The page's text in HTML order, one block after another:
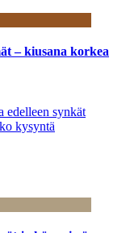
– kiusana korkea
edelleen synkät
kysyntä